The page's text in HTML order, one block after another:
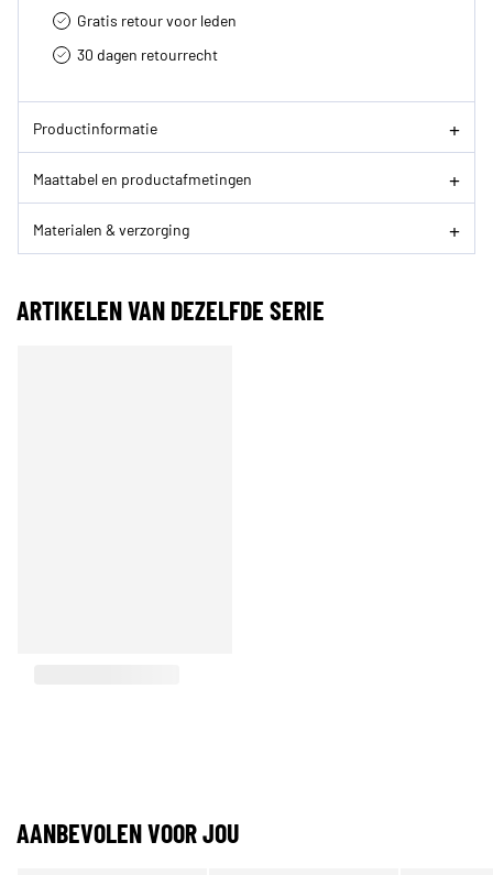
Gratis retour voor leden
30 dagen retourrecht­
Productinformatie
Maattabel en productafmetingen
Materialen & verzorging
ARTIKELEN VAN DEZELFDE SERIE
AANBEVOLEN VOOR JOU